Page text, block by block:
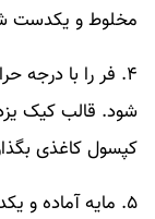
مخلوط و یکدست
شود. قالب کیک
کپسول کاغذی
۵. مایه آماده